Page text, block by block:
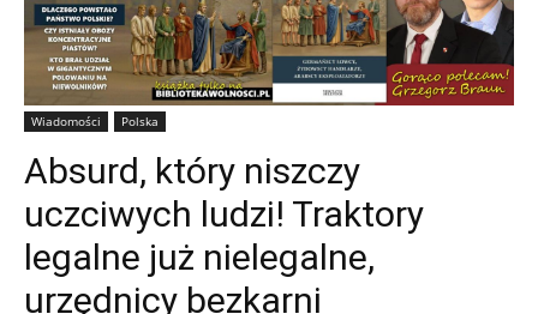
Wiadomości Polska
Absurd, który niszczy
uczciwych ludzi! Traktory
legalne już nielegalne,
urzędnicy bezkarni